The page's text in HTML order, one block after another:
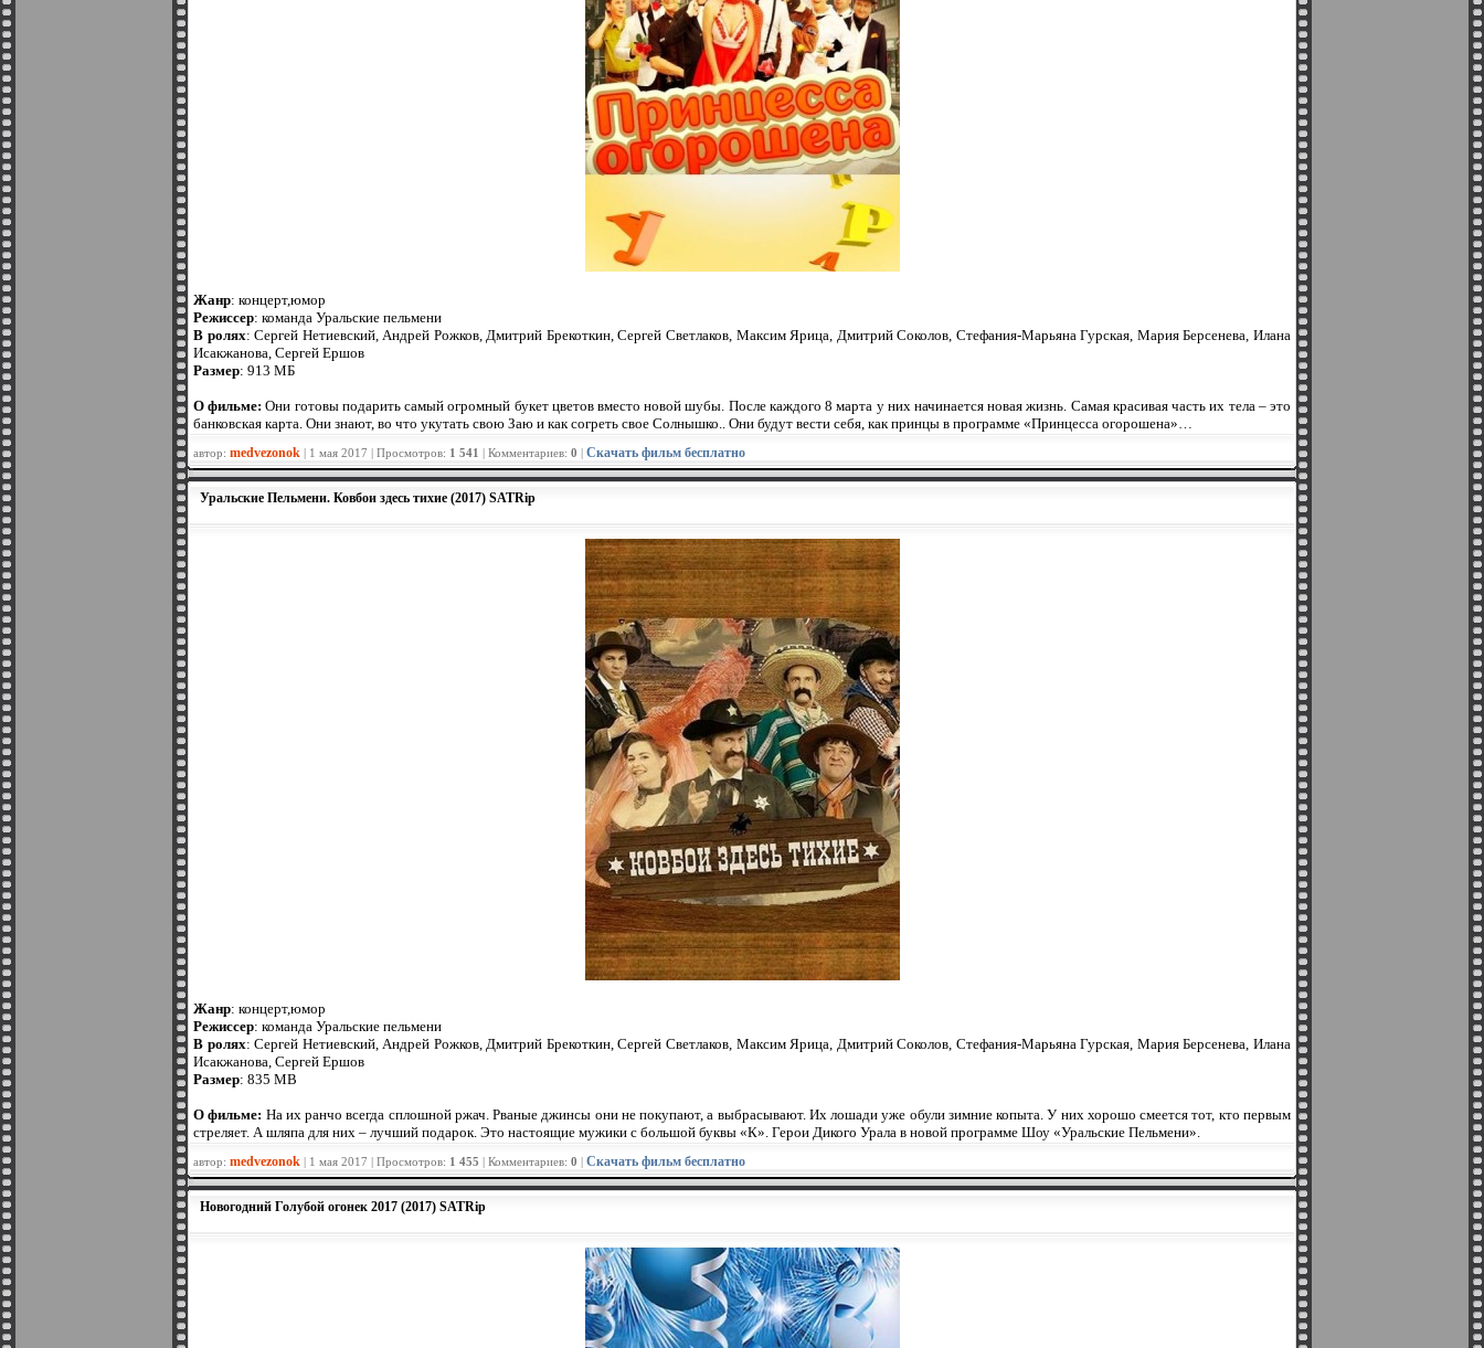
Жанр: концерт,юмор
Режиссер: команда Уральские пельмени
В ролях: Сергей Нетиевский, Андрей Рожков, Дмитрий Брекоткин, Сергей Светлаков, Максим Ярица, Дмитрий Соколов, Стефания-Марьяна Гурская, Мария Берсенева, Илана
Исакжанова, Сергей Ершов
Размер: 913 МБ
О фильме: Они готовы подарить самый огромный букет цветов вместо новой шубы. После каждого 8 марта у них начинается новая жизнь. Самая красивая часть их тела – это
банковская карта. Они знают, во что укутать свою Заю и как согреть свое Солнышко.. Они будут вести себя, как принцы в программе «Принцесса огорошена»…
автор: medvezonok | 1 мая 2017 | Просмотров: 1 541 | Комментариев: 0 | Скачать фильм бесплатно
Уральские Пельмени. Ковбои здесь тихие (2017) SATRip
Жанр: концерт,юмор
Режиссер: команда Уральские пельмени
В ролях: Сергей Нетиевский, Андрей Рожков, Дмитрий Брекоткин, Сергей Светлаков, Максим Ярица, Дмитрий Соколов, Стефания-Марьяна Гурская, Мария Берсенева, Илана
Исакжанова, Сергей Ершов
Размер: 835 MB
О фильме: На их ранчо всегда сплошной ржач. Рваные джинсы они не покупают, а выбрасывают. Их лошади уже обули зимние копыта. У них хорошо смеется тот, кто первым
стреляет. А шляпа для них – лучший подарок. Это настоящие мужики с большой буквы «К». Герои Дикого Урала в новой программе Шоу «Уральские Пельмени».
автор: medvezonok | 1 мая 2017 | Просмотров: 1 455 | Комментариев: 0 | Скачать фильм бесплатно
Новогодний Голубой огонек 2017 (2017) SATRip